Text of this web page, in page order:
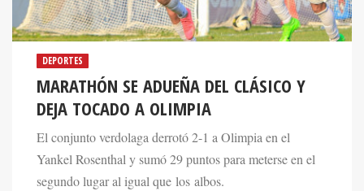
DEPORTES
MARATHÓN SE ADUEÑA DEL CLÁSICO Y
DEJA TOCADO A OLIMPIA
El conjunto verdolaga derrotó 2-1 a Olimpia en el
Yankel Rosenthal y sumó 29 puntos para meterse en el
segundo lugar al igual que los albos.